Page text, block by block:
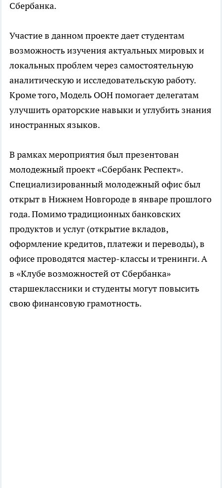
Сбербанка.
Участие в данном проекте дает студентам
возможность изучения актуальных мировых и
локальных проблем через самостоятельную
аналитическую и исследовательскую работу.
Кроме того, Модель ООН помогает делегатам
улучшить ораторские навыки и углубить знания
иностранных языков.
В рамках мероприятия был презентован
молодежный проект «Сбербанк Респект».
Специализированный молодежный офис был
открыт в Нижнем Новгороде в январе прошлого
года. Помимо традиционных банковских
продуктов и услуг (открытие вкладов,
оформление кредитов, платежи и переводы), в
офисе проводятся мастер-классы и тренинги. А
в «Клубе возможностей от Сбербанка»
старшеклассники и студенты могут повысить
свою финансовую грамотность.